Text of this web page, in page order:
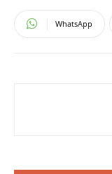
WhatsApp